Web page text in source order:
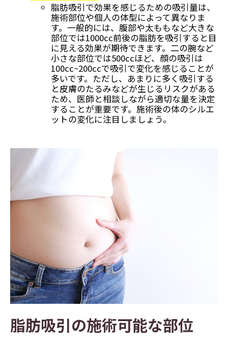
脂肪吸引で効果を感じるための吸引量は、
施術部位や個人の体型によって異なりま
す。一般的には、腹部や太ももなど大きな
部位では1000cc前後の脂肪を吸引すると目
に見える効果が期待できます。二の腕など
小さな部位では500ccほど、顔の吸引は
100cc~200ccで吸引で変化を感じることが
多いです。ただし、あまりに多く吸引する
と皮膚のたるみなどが生じるリスクがある
ため、医師と相談しながら適切な量を決定
することが重要です。施術後の体のシルエ
ットの変化に注目しましょう。
脂肪吸引の施術可能な部位